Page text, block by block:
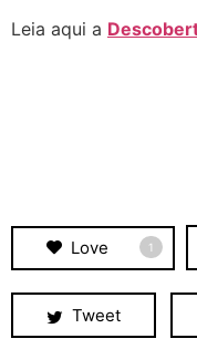
Leia aqui a
Love 1
Tweet